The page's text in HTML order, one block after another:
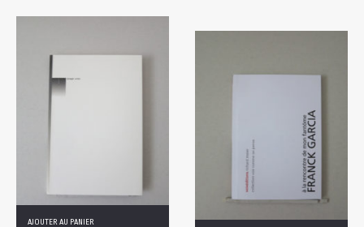
AJOUTER AU PANIER